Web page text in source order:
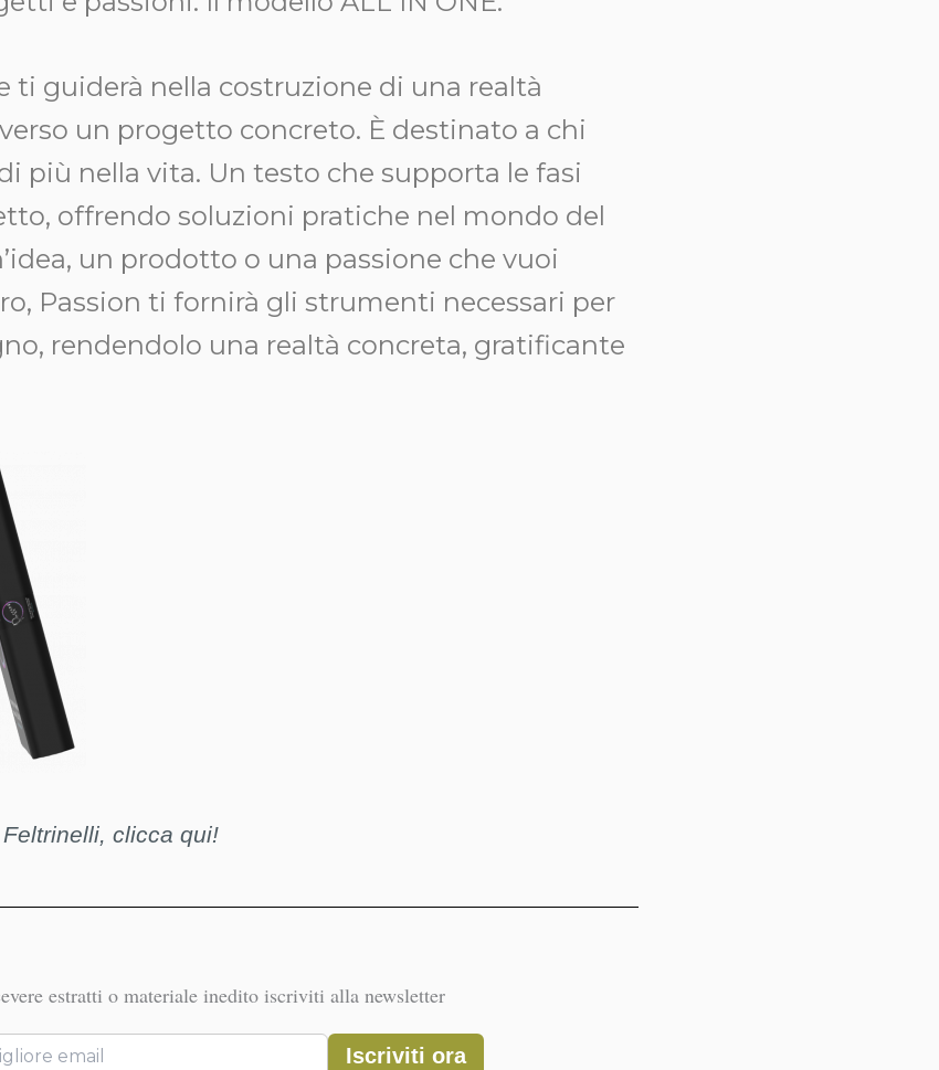
ti guiderà nella costruzione di una realtà
un progetto concreto. È destinato a chi
più nella vita. Un testo che supporta le fasi
offrendo soluzioni pratiche nel mondo del
un prodotto o una passione che vuoi
Passion ti fornirà gli strumenti necessari per
rendendolo una realtà concreta, gratificante
clicca qui!
estratti o materiale inedito iscriviti alla newsletter
Iscriviti ora